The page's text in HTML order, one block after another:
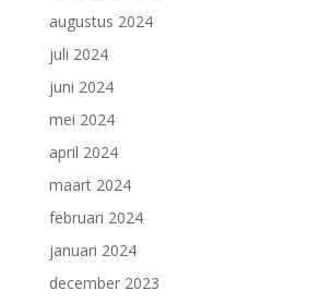
augustus 2024
juli 2024
juni 2024
mei 2024
april 2024
maart 2024
februari 2024
januari 2024
december 2023